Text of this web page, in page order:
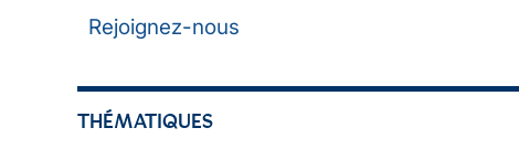
Rejoignez-nous
THÉMATIQUES